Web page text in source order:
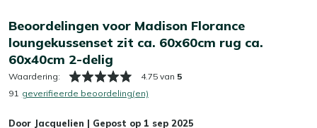
Bekijk meer Tuinkussens
Bekijk meer Loungekussens
schaduw laat opdrogen, zo voorkom je dat de kleur
terugloopt.
Wil je het jezelf nog makkelijker maken? Dan is het slim
om een beschermende laag aan te brengen met onze
Beoordelingen voor Madison Florance
loungekussenset zit ca. 60x60cm rug ca.
60x40cm 2-delig
Waardering: 4.75 van 5
91 geverifieerde beoordeling(en)
Door Jacquelien | Gepost op 1 sep 2025